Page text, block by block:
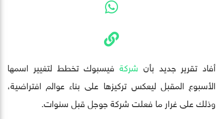
أفاد تقرير جديد بأن شركة فيسبوك تخطط لتغيير اسمها
الأسبوع المقبل ليعكس تركيزها على بناء عوالم افتراضية،
وذلك على غرار ما فعلت شركة جوجل قبل سنوات.